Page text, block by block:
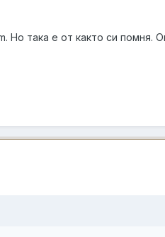
Но така е от както си